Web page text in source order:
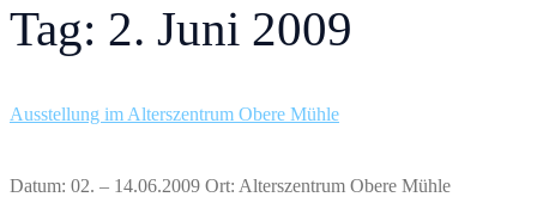
Tag: 2. Juni 2009
Ausstellung im Alterszentrum Obere Mühle
Datum: 02. – 14.06.2009 Ort: Alterszentrum Obere Mühle